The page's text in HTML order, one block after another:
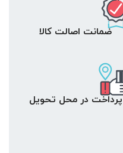
ضمانت اصالت کالا
پرداخت در محل تحویل